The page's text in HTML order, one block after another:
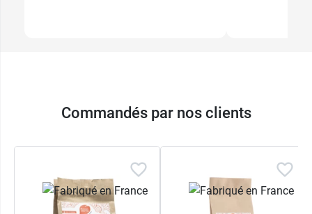
Commandés par nos clients